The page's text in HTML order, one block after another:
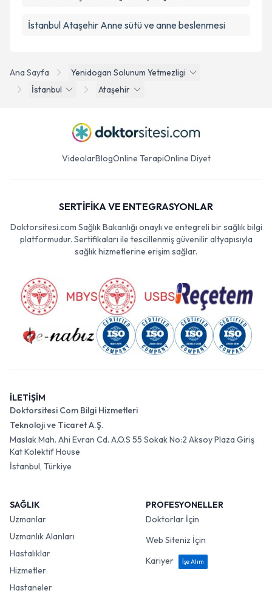
Ana Sayfa
Yenidogan Solunum Yetmezligi
İstanbul
Ataşehir
İstanbul Ataşehir Anne sütü ve anne beslenmesi
VideolarBlogOnline TerapiOnline Diyet
SERTİFİKA VE ENTEGRASYONLAR
Doktorsitesi.com Sağlık Bakanlığı onaylı ve entegreli bir sağlık bilgi
platformudur. Sertifikaları ile tescillenmiş güvenilir altyapısıyla
sağlık hizmetlerine erişim sağlar.
İLETİŞİM
Doktorsitesi Com Bilgi Hizmetleri
Teknoloji ve Ticaret A.Ş.
Maslak Mah. Ahi Evran Cd. A.O.S 55 Sokak No:2 Aksoy Plaza Giriş
Kat Kolektif House
İstanbul, Türkiye
SAĞLIK
Uzmanlar
Uzmanlık Alanları
Hastalıklar
Hizmetler
Hastaneler
PROFESYONELLER
Doktorlar İçin
Web Siteniz İçin
Kariyer
İşe Alım